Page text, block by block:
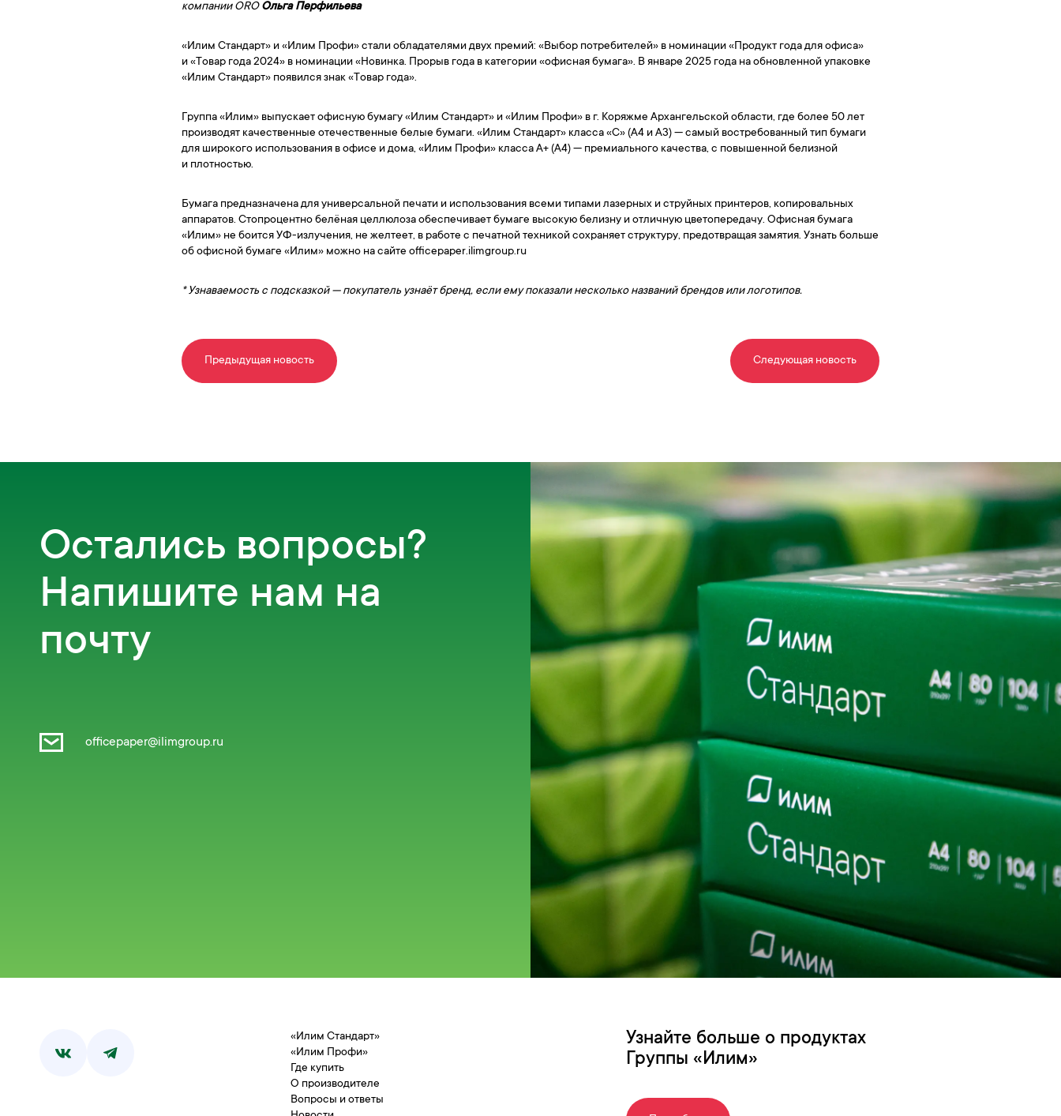
компании OROОльга Перфильева
«Илим Стандарт» и «Илим Профи» стали обладателями двух премий: «Выбор потребителей» в номинации «Продукт года для офиса»
и «Товар года 2024» в номинации «Новинка. Прорыв года в категории «офисная бумага». В январе 2025 года на обновленной упаковке
«Илим Стандарт» появился знак «Товар года».
Группа «Илим» выпускает офисную бумагу «Илим Стандарт» и «Илим Профи» в г. Коряжме Архангельской области, где более 50 лет
производят качественные отечественные белые бумаги. «Илим Стандарт» класса «С» (А4 и А3) — самый востребованный тип бумаги
для широкого использования в офисе и дома, «Илим Профи» класса А+ (А4) — премиального качества, с повышенной белизной
и плотностью.
Бумага предназначена для универсальной печати и использования всеми типами лазерных и струйных принтеров, копировальных
аппаратов. Стопроцентно белёная целлюлоза обеспечивает бумаге высокую белизну и отличную цветопередачу. Офисная бумага
«Илим» не боится УФ-излучения, не желтеет, в работе с печатной техникой сохраняет структуру, предотвращая замятия. Узнать больше
об офисной бумаге «Илим» можно на сайте officepaper.ilimgroup.ru
* Узнаваемость с подсказкой — покупатель узнаёт бренд, если ему показали несколько названий брендов или логотипов.
Предыдущая новость Следующая новость
Остались вопросы?
Напишите нам на
почту
officepaper@ilimgroup.ru
«Илим Стандарт»
«Илим Профи»
Где купить
О производителе
Вопросы и ответы
Узнайте больше о продуктах
Группы «Илим»